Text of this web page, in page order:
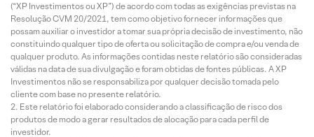
(“XP Investimentos ou XP”) de acordo com todas as exigências previstas na
Resolução CVM 20/2021, tem como objetivo fornecer informações que
possam auxiliar o investidor a tomar sua própria decisão de investimento, não
constituindo qualquer tipo de oferta ou solicitação de compra e/ou venda de
qualquer produto. As informações contidas neste relatório são consideradas
válidas na data de sua divulgação e foram obtidas de fontes públicas. A XP
Investimentos não se responsabiliza por qualquer decisão tomada pelo
cliente com base no presente relatório.
Este relatório foi elaborado considerando a classificação de risco dos
produtos de modo a gerar resultados de alocação para cada perfil de
investidor.